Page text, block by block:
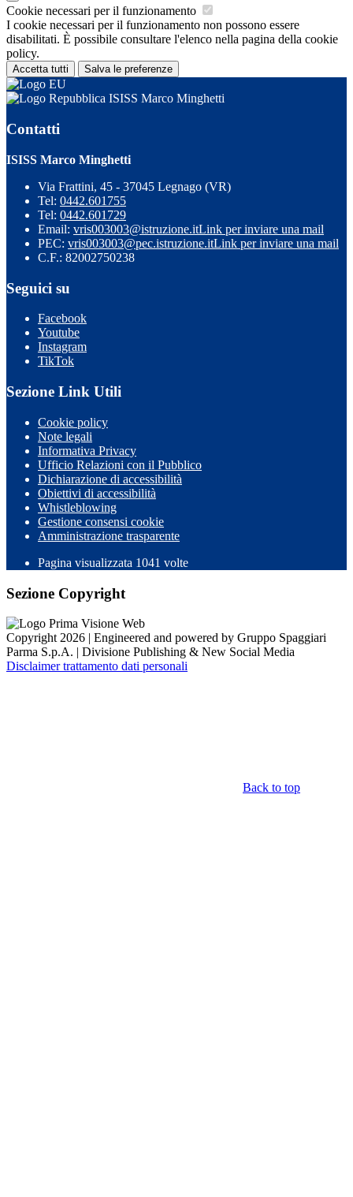
Cookie necessari per il funzionamento
I cookie necessari per il funzionamento non possono essere
disabilitati. È possibile consultare l'elenco nella pagina della cookie
policy.
Accetta tutti Salva le preferenze
ISISS Marco Minghetti
Contatti
ISISS Marco Minghetti
Via Frattini, 45 - 37045 Legnago (VR)
Tel: 0442.601755
Tel: 0442.601729
Email: vris003003@istruzione.itLink per inviare una mail
PEC: vris003003@pec.istruzione.itLink per inviare una mail
C.F.: 82002750238
Seguici su
Facebook
Youtube
Instagram
TikTok
Sezione Link Utili
Cookie policy
Note legali
Informativa Privacy
Ufficio Relazioni con il Pubblico
Dichiarazione di accessibilità
Obiettivi di accessibilità
Whistleblowing
Gestione consensi cookie
Amministrazione trasparente
Pagina visualizzata 1041 volte
Sezione Copyright
Copyright 2026 | Engineered and powered by Gruppo Spaggiari
Parma S.p.A. | Divisione Publishing & New Social Media
Disclaimer trattamento dati personali
Back to top